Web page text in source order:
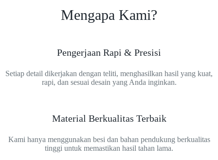
Mengapa Kami?
Pengerjaan Rapi & Presisi
Setiap detail dikerjakan dengan teliti, menghasilkan hasil yang kuat,
rapi, dan sesuai desain yang Anda inginkan.
Material Berkualitas Terbaik
Kami hanya menggunakan besi dan bahan pendukung berkualitas
tinggi untuk memastikan hasil tahan lama.